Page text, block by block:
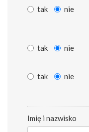
tak nie
tak nie
tak nie
Imię i nazwisko